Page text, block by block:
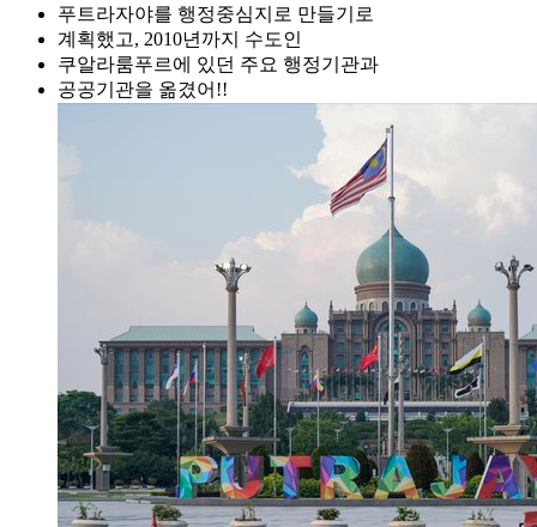
푸트라자야를 행정중심지로 만들기로
계획했고, 2010년까지 수도인
쿠알라룸푸르에 있던 주요 행정기관과
공공기관을 옮겼어!!